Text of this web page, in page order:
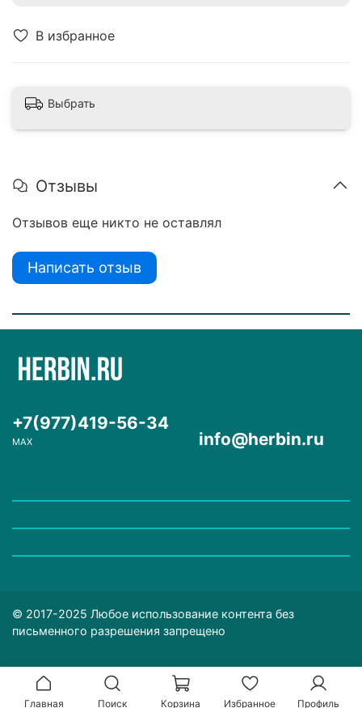
В избранное
Выбрать
Отзывы
Отзывов еще никто не оставлял
Написать отзыв
+7(977)419-56-34
MAX info@herbin.ru
© 2017-2025 Любое использование контента без
письменного разрешения запрещено
Главная Поиск Корзина Избранное Профиль